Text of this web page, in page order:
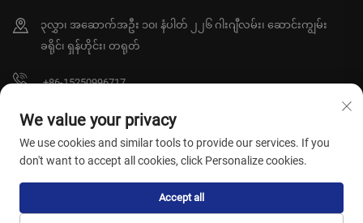
၃လွှာ၊ အဆောက်အဦး ၁၀၊ နံပါတ် ၂၂၆ ဂါးဂျီလမ်း၊ ဆောင်းကျွမ်း
ခရိုင်၊ ရှန်ဟိုင်း၊ တရုတ်
+86-15250996717
[email protected]
မူပိုင်ခွင့် © ရှန်ဟိုင်း ဆွန်းရှီယီ ကျန်းမာရေးထုတ်ကုန်များကုမ္ပဏီလီမိတက်၊ မူပိုင်ခွင့်
များ ကုန်ဆုံးပါသည်။ လုံခြုံရေးမူဝါဒ
We value your privacy
We use cookies and similar tools to provide our services. If you
don't want to accept all cookies, click Personalize cookies.
Accept all